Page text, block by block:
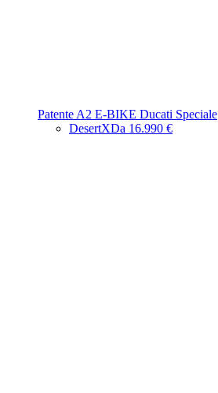
Patente A2 E-BIKE Ducati Speciale
DesertXDa 16.990 €